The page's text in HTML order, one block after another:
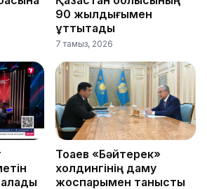
90 жылдығымен
құттықтады
7 тамыз, 2026
алады
Тоқаев «Бәйтерек»
холдингінің даму
жоспарымен танысты